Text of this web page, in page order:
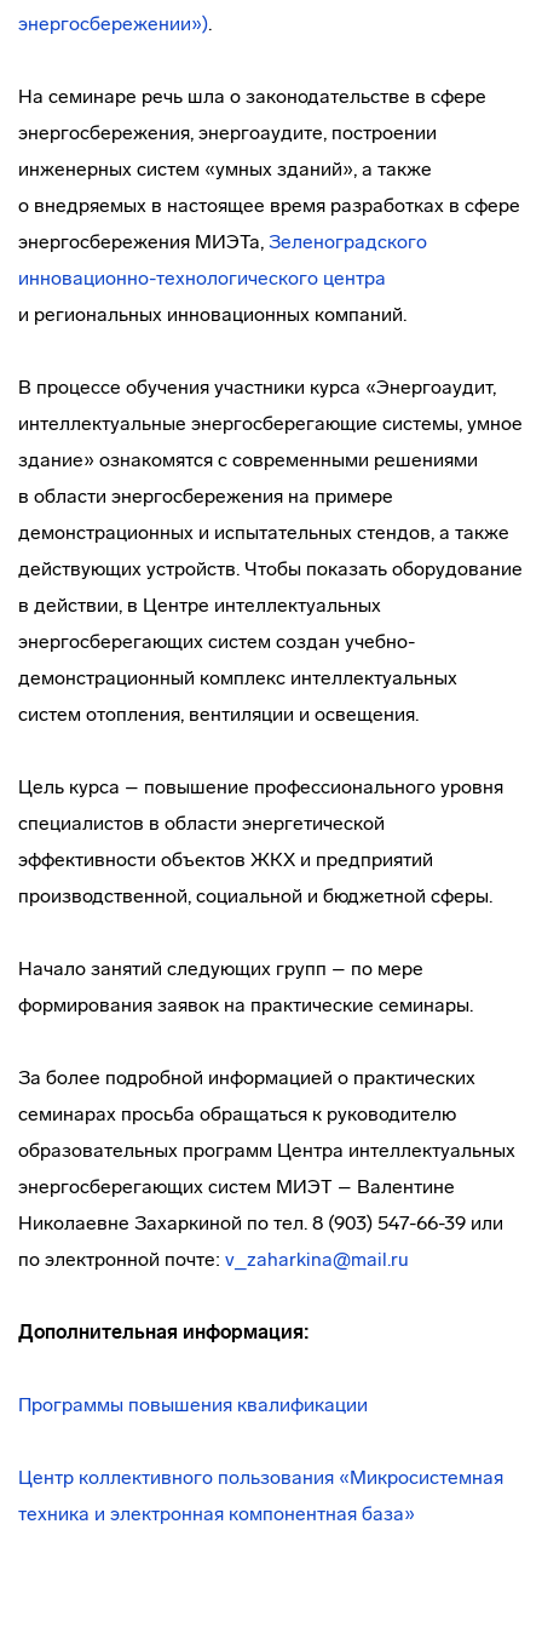
энергосбережении»).
На семинаре речь шла о законодательстве в сфере
энергосбережения, энергоаудите, построении
инженерных систем «умных зданий», а также
о внедряемых в настоящее время разработках в сфере
энергосбережения МИЭТа, Зеленоградского
инновационно-технологического центра
и региональных инновационных компаний.
В процессе обучения участники курса «Энергоаудит,
интеллектуальные энергосберегающие системы, умное
здание» ознакомятся с современными решениями
в области энергосбережения на примере
демонстрационных и испытательных стендов, а также
действующих устройств. Чтобы показать оборудование
в действии, в Центре интеллектуальных
энергосберегающих систем создан учебно-
демонстрационный комплекс интеллектуальных
систем отопления, вентиляции и освещения.
Цель курса – повышение профессионального уровня
специалистов в области энергетической
эффективности объектов ЖКХ и предприятий
производственной, социальной и бюджетной сферы.
Начало занятий следующих групп – по мере
формирования заявок на практические семинары.
За более подробной информацией о практических
семинарах просьба обращаться к руководителю
образовательных программ Центра интеллектуальных
энергосберегающих систем МИЭТ – Валентине
Николаевне Захаркиной по тел. 8 (903) 547-66-39 или
по электронной почте: v_zaharkina@mail.ru
Дополнительная информация:
Программы повышения квалификации
Центр коллективного пользования «Микросистемная
техника и электронная компонентная база»